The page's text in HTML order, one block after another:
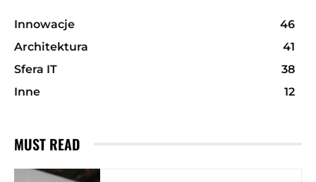
Innowacje
46
Architektura
41
Sfera IT
38
Inne
12
MUST READ